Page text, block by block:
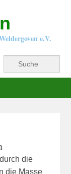
e.V.
die
die Masse